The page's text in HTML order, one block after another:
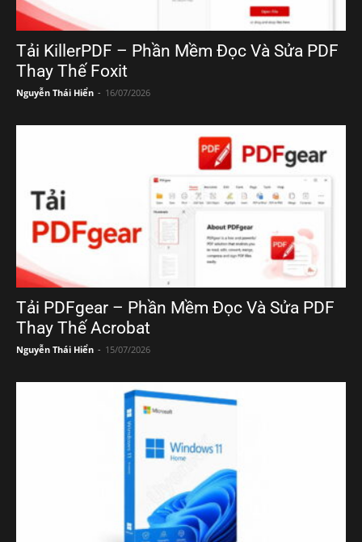
Tải KillerPDF – Phần Mềm Đọc Và Sửa PDF
Thay Thế Foxit
Nguyễn Thái Hiển - 16/07/2026
Tải PDFgear – Phần Mềm Đọc Và Sửa PDF
Thay Thế Acrobat
Nguyễn Thái Hiển - 15/07/2026